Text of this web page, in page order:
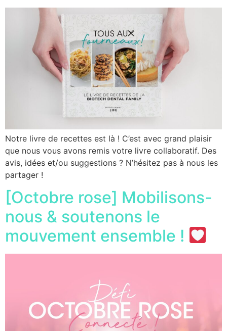
Notre livre de recettes est là ! C’est avec grand plaisir
que nous vous avons remis votre livre collaboratif. Des
avis, idées et/ou suggestions ? N’hésitez pas à nous les
partager !
[Octobre rose] Mobilisons-
nous & soutenons le
mouvement ensemble !